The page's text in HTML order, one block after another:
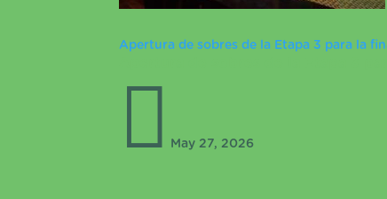
Apertura de sobres de la Etapa 3 para la
 May 27, 2026